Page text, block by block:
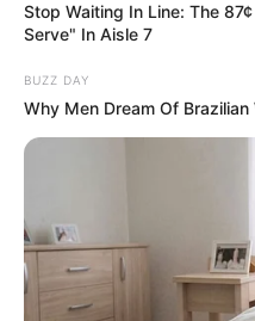
Stop Waiting In Line: The
Serve" In Aisle 7
BUZZ DAY
Why Men Dream Of